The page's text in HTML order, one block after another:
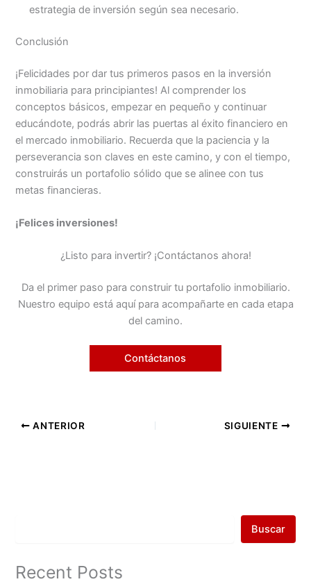
estrategia de inversión según sea necesario.
Conclusión
¡Felicidades por dar tus primeros pasos en la inversión
inmobiliaria para principiantes! Al comprender los
conceptos básicos, empezar en pequeño y continuar
educándote, podrás abrir las puertas al éxito financiero en
el mercado inmobiliario. Recuerda que la paciencia y la
perseverancia son claves en este camino, y con el tiempo,
construirás un portafolio sólido que se alinee con tus
metas financieras.
¡Felices inversiones!
¿Listo para invertir? ¡Contáctanos ahora!
Da el primer paso para construir tu portafolio inmobiliario.
Nuestro equipo está aquí para acompañarte en cada etapa
del camino.
Contáctanos
ANTERIOR SIGUIENTE
Buscar
Recent Posts